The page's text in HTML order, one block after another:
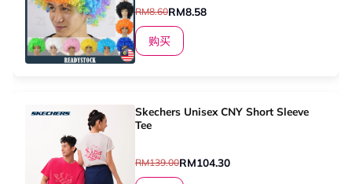
RM8.60RM8.58
购买
Skechers Unisex CNY Short Sleeve
Tee
RM139.00RM104.30